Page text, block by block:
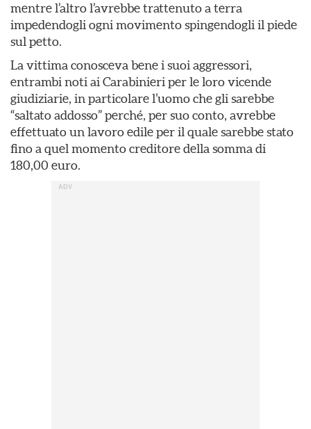
mentre l’altro l’avrebbe trattenuto a terra
impedendogli ogni movimento spingendogli il piede
sul petto.
La vittima conosceva bene i suoi aggressori,
entrambi noti ai Carabinieri per le loro vicende
giudiziarie, in particolare l’uomo che gli sarebbe
“saltato addosso” perché, per suo conto, avrebbe
effettuato un lavoro edile per il quale sarebbe stato
fino a quel momento creditore della somma di
180,00 euro.